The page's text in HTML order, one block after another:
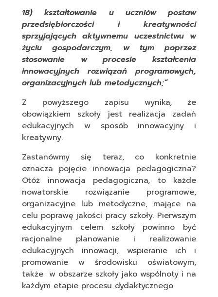
18) kształtowanie u uczniów postaw
przedsiębiorczości i kreatywności
sprzyjających aktywnemu uczestnictwu w
życiu gospodarczym, w tym poprzez
stosowanie w procesie kształcenia
innowacyjnych rozwiązań programowych,
organizacyjnych lub metodycznych;”
Z powyższego zapisu wynika, że
obowiązkiem szkoły jest realizacja zadań
edukacyjnych w sposób innowacyjny i
kreatywny.
Zastanówmy się teraz, co konkretnie
oznacza pojęcie innowacja pedagogiczna?
Otóż innowacja pedagogiczna, to każde
nowatorskie rozwiązanie programowe,
organizacyjne lub metodyczne, mające na
celu poprawę jakości pracy szkoły. Pierwszym
edukacyjnym celem szkoły powinno być
racjonalne planowanie i realizowanie
edukacyjnych innowacji, wspieranie ich i
promowanie w środowisku oświatowym,
także w obszarze szkoły jako wspólnoty i na
każdym etapie procesu dydaktycznego.